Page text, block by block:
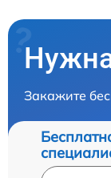
Закажите